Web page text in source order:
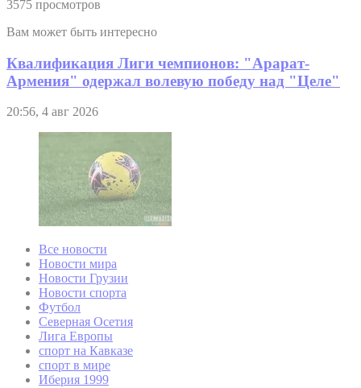
3575 просмотров
Вам может быть интересно
Квалификация Лиги чемпионов: "Арарат-
Армения" одержал волевую победу над "Целе"
20:56, 4 авг 2026
Все новости
Новости мира
Новости Грузии
Новости спорта
Футбол
Северная Осетия
Лига Европы
спорт на Кавказе
спорт в мире
Иберия 1999